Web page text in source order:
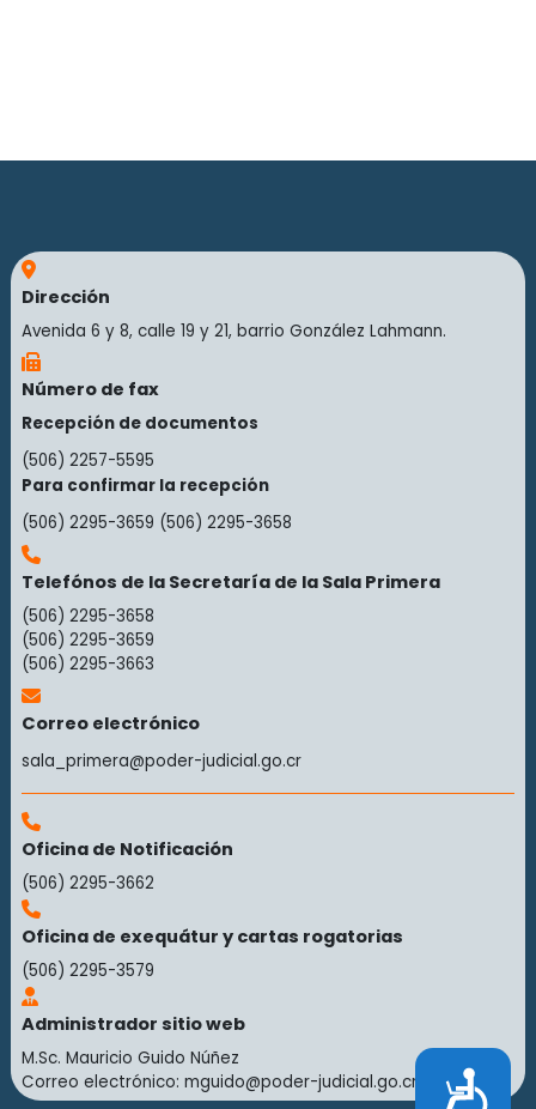
Accesibilidad
Dirección
Avenida 6 y 8, calle 19 y 21, barrio González Lahmann.
Número de fax
Recepción de documentos
(506) 2257-5595
Para confirmar la recepción
(506) 2295-3659 (506) 2295-3658
Telefónos de la Secretaría de la Sala Primera
(506) 2295-3658
(506) 2295-3659
(506) 2295-3663
Correo electrónico
sala_primera@poder-judicial.go.cr
Oficina de Notificación
(506) 2295-3662
Oficina de exequátur y cartas rogatorias
(506) 2295-3579
Administrador sitio web
M.Sc. Mauricio Guido Núñez
Correo electrónico: mguido@poder-judicial.go.cr